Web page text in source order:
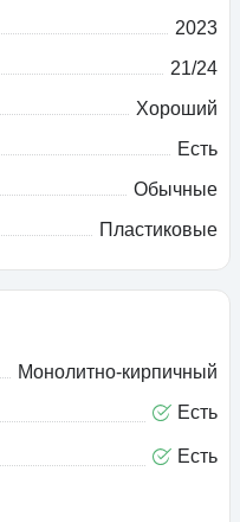
2023
21/24
Хороший
Есть
Обычные
Пластиковые
Монолитно-кирпичный
Есть
Есть